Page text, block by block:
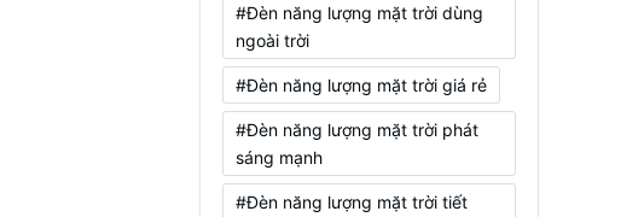
#Đèn năng lượng mặt trời dùng
ngoài trời
#Đèn năng lượng mặt trời giá rẻ
#Đèn năng lượng mặt trời phát
sáng mạnh
#Đèn năng lượng mặt trời tiết